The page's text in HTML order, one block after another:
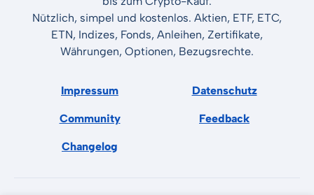
Nützlich, simpel und kostenlos. Aktien, ETF, ETC,
ETN, Indizes, Fonds, Anleihen, Zertifikate,
Währungen, Optionen, Bezugsrechte.
Impressum Datenschutz
Community Feedback
Changelog